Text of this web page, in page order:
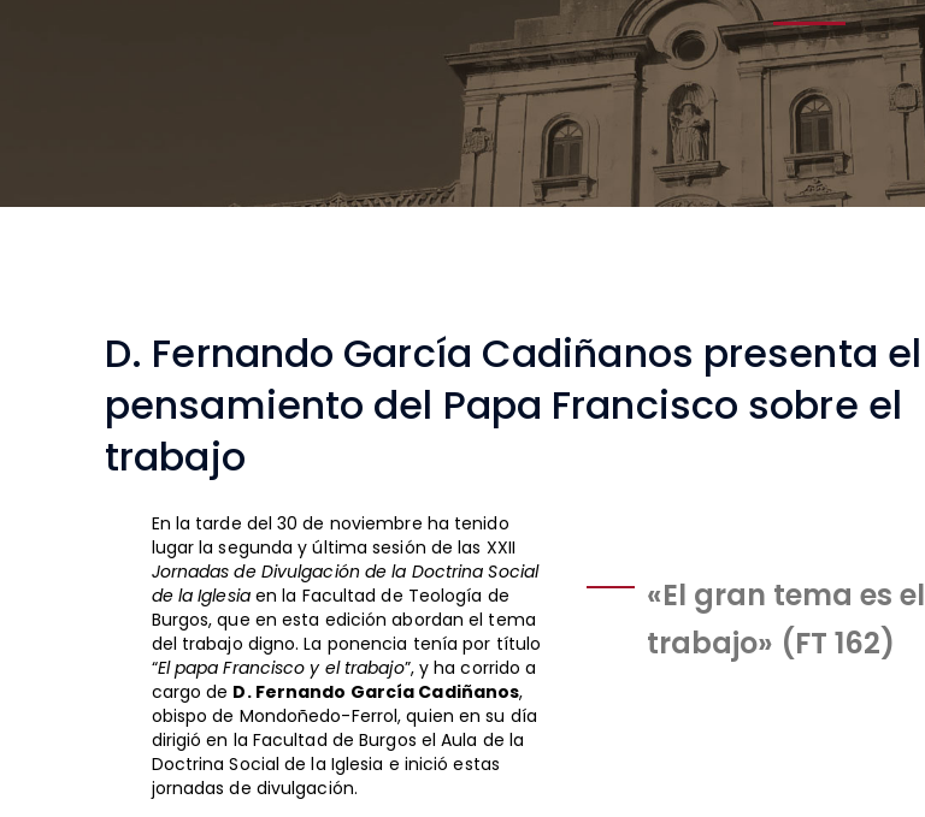
D. Fernando García Cadiñanos presenta el
pensamiento del Papa Francisco sobre el
trabajo
En la tarde del 30 de noviembre ha tenido
lugar la segunda y última sesión de las XXII
Jornadas de Divulgación de la Doctrina Social
de la Iglesiaen la Facultad de Teología de
Burgos, que en esta edición abordan el tema
del trabajo digno. La ponencia tenía por título
“El papa Francisco y el trabajo”, y ha corrido a
cargo de D. Fernando García Cadiñanos,
obispo de Mondoñedo-Ferrol, quien en su día
dirigió en la Facultad de Burgos el Aula de la
Doctrina Social de la Iglesia e inició estas
jornadas de divulgación.
«El gran tema es el
trabajo» (FT 162)